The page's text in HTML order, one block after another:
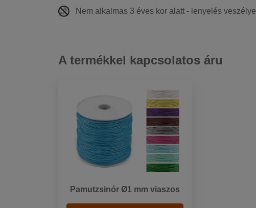
Nem alkalmas 3 éves kor alatt - lenyelés veszélye
A termékkel kapcsolatos áru
Pamutzsinór Ø1 mm viaszos